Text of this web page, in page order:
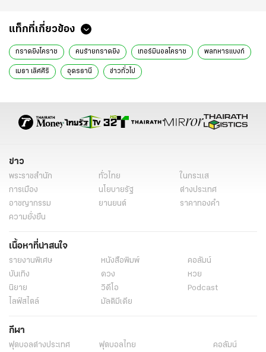
แท็กที่เกี่ยวข้อง
กราดยิงโคราช คนร้ายกราดยิง เทอร์มินอลโคราช พลทหารแบงก์
เมธา เลิศศิริ อุดรธานี ข่าวทั่วไป
ข่าว
พระราชสำนัก ทั่วไทย
ในกระแส
การเมือง
นโยบายรัฐ
ต่างประเทศ
อาชญากรรม
ยานยนต์
ราคาทองคำ
ความยั่งยืน
เนื้อหาที่น่าสนใจ
รายงานพิเศษ หนังสือพิมพ์
คอลัมน์
บันเทิง
ดวง
หวย
นิยาย
วิดีโอ
Podcast
ไลฟ์สไตล์
มัลติมีเดีย
กีฬา
ฟุตบอลต่่างประเทศ ฟุตบอลไทย
คอลัมน์